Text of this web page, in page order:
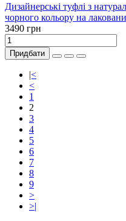
Дизайнерські туфлі з
чорного кольору на
3490 грн
Придбати
|<
<
1
2
3
4
5
6
7
8
9
>
>|